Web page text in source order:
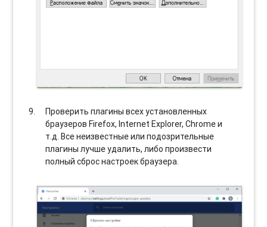
Проверить плагины всех установленных
браузеров Firefox, Internet Explorer, Chrome и
т.д. Все неизвестные или подозрительные
плагины лучше удалить, либо произвести
полный сброс настроек браузера.